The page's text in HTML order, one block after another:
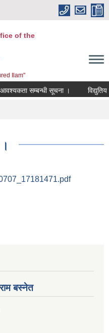
of the
Ilam"
सम्बन्धी सूचना । विद्युतिय
बस्नेत